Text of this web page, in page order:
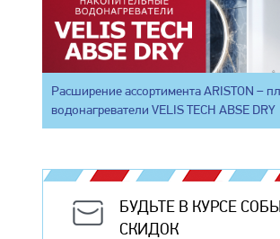
Расширение ассортимента ARISTON –
водонагреватели VELIS TECH ABSE DRY
БУДЬТЕ В КУРСЕ
СКИДОК